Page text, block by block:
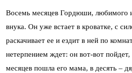
Восемь месяцев Гордюши, любимого
внука. Он уже встает в кроватке, с
раскачивает ее и ездит в ней по
нетерпением ждет: он вот-вот
месяцев пошла его мама, в десять –